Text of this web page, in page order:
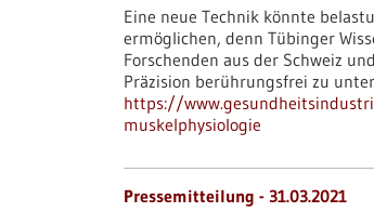
Eine neue Technik könnte
ermöglichen, denn Tübinger
Forschenden aus der Schweiz
Präzision berührungsfrei zu
https://
muskelphysiologie
Pressemitteilung - 31.03.2021